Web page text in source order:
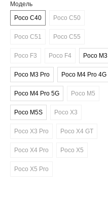
Модель
Poco C40
Poco C50
Poco C51 Poco C55
Poco F3 Poco F4 Poco M3
Poco M3 Pro Poco M4 Pro 4G
Poco M4 Pro 5G Poco M5
Poco M5S Poco X3
Poco X3 Pro Poco X4 GT
Poco X4 Pro Poco X5
Poco X5 Pro